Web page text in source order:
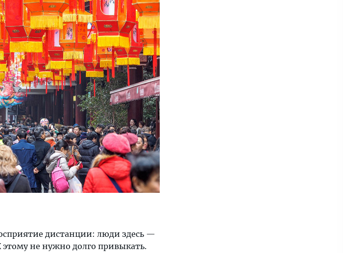
дистанции: люди здесь —
этому не нужно долго привыкать.